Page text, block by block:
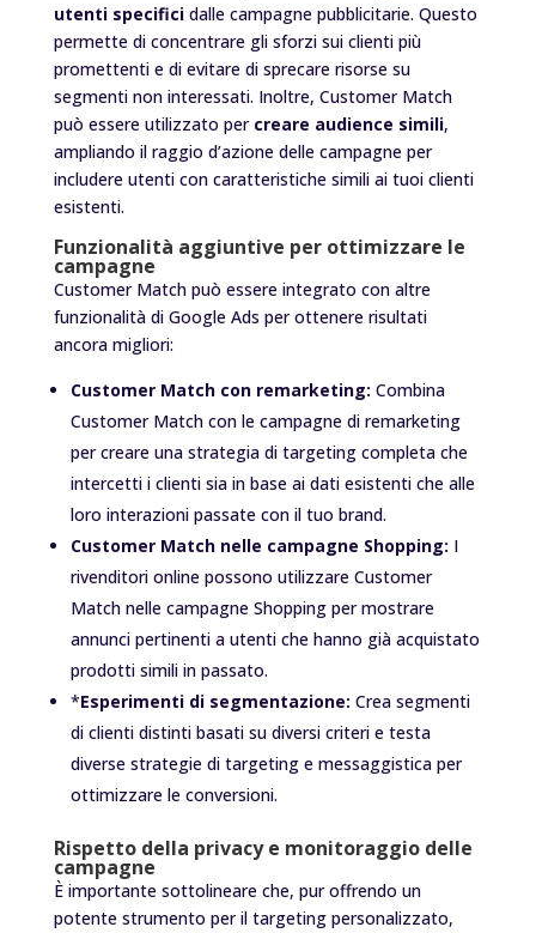
utenti specificidalle campagne pubblicitarie. Questo
permette di concentrare gli sforzi sui clienti più
promettenti e di evitare di sprecare risorse su
segmenti non interessati. Inoltre, Customer Match
può essere utilizzato per creare audience simili,
ampliando il raggio d’azione delle campagne per
includere utenti con caratteristiche simili ai tuoi clienti
esistenti.
Funzionalità aggiuntive per ottimizzare le
campagne
Customer Match può essere integrato con altre
funzionalità di Google Ads per ottenere risultati
ancora migliori:
Customer Match con remarketing: Combina
Customer Match con le campagne di remarketing
per creare una strategia di targeting completa che
intercetti i clienti sia in base ai dati esistenti che alle
loro interazioni passate con il tuo brand.
Customer Match nelle campagne Shopping: I
rivenditori online possono utilizzare Customer
Match nelle campagne Shopping per mostrare
annunci pertinenti a utenti che hanno già acquistato
prodotti simili in passato.
*Esperimenti di segmentazione: Crea segmenti
di clienti distinti basati su diversi criteri e testa
diverse strategie di targeting e messaggistica per
ottimizzare le conversioni.
Rispetto della privacy e monitoraggio delle
campagne
È importante sottolineare che, pur offrendo un
potente strumento per il targeting personalizzato,